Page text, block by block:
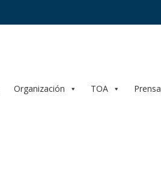
Organización TOA Prensa